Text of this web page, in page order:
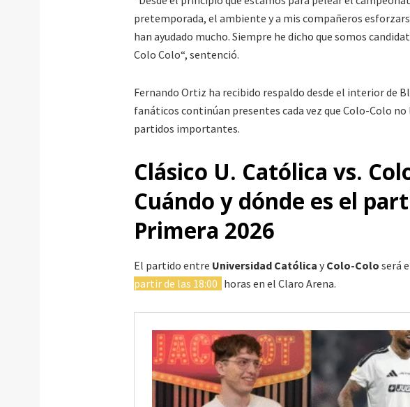
pretemporada, el ambiente y a mis compañeros
han ayudado mucho. Siempre he dicho que somos
Colo Colo“, sentenció.
Fernando Ortiz ha recibido respaldo desde el interior de
fanáticos continúan presentes cada vez que Colo-Colo
partidos importantes.
Clásico U. Católica vs.
Cuándo y dónde es el
Primera 2026
El partido entre Universidad Católica y Colo-Colo será
partir de las 18:00 horas en el Claro Arena.